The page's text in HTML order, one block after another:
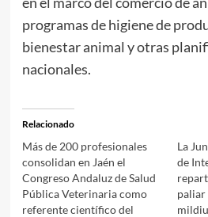
programas de higiene de
bienestar animal y otras
nacionales.
Relacionado
Más de 200 profesionales
consolidan en Jaén el
Congreso Andaluz de Salud
Pública Veterinaria como
referente científico del
La
de
paliar